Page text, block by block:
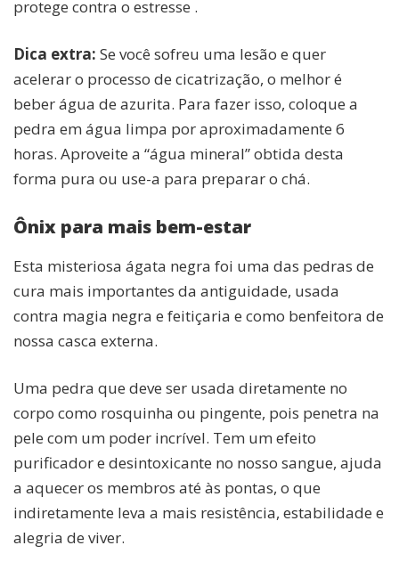
protege contra o estresse .
Dica extra: Se você sofreu uma lesão e quer
acelerar o processo de cicatrização, o melhor é
beber água de azurita. Para fazer isso, coloque a
pedra em água limpa por aproximadamente 6
horas. Aproveite a “água mineral” obtida desta
forma pura ou use-a para preparar o chá.
Ônix para mais bem-estar
Esta misteriosa ágata negra foi uma das pedras de
cura mais importantes da antiguidade, usada
contra magia negra e feitiçaria e como benfeitora de
nossa casca externa.
Uma pedra que deve ser usada diretamente no
corpo como rosquinha ou pingente, pois penetra na
pele com um poder incrível. Tem um efeito
purificador e desintoxicante no nosso sangue, ajuda
a aquecer os membros até às pontas, o que
indiretamente leva a mais resistência, estabilidade e
alegria de viver.